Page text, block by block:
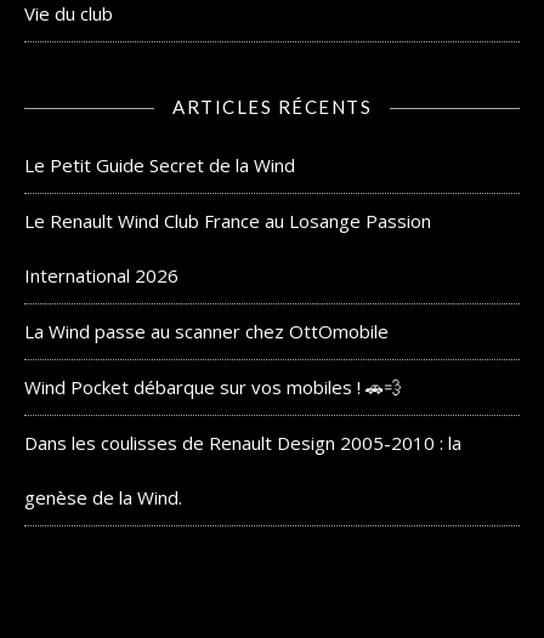
Vie du club
ARTICLES RÉCENTS
Le Petit Guide Secret de la Wind
Le Renault Wind Club France au Losange Passion
International 2026
La Wind passe au scanner chez OttOmobile
Wind Pocket débarque sur vos mobiles ! 🚗💨
Dans les coulisses de Renault Design 2005-2010 : la
genèse de la Wind.